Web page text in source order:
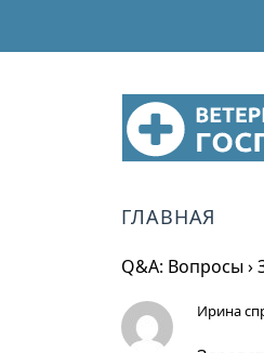
ГЛАВНАЯ
Q&A: Вопросы›
Ирина